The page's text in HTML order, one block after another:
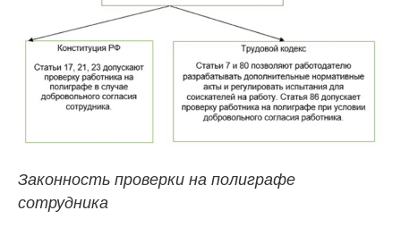
Законность проверки на полиграфе
сотрудника